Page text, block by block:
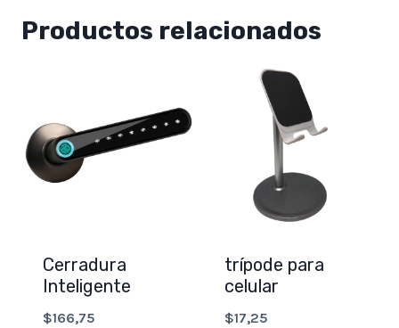
Productos relacionados
Cerradura
Inteligente
$166,75
trípode para
celular
$17,25